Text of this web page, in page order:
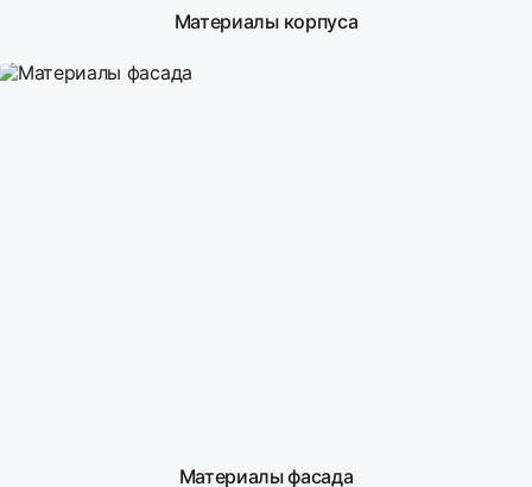
Материалы корпуса
Материалы фасада